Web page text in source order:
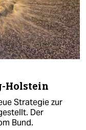
Holstein
Strategie zur
Der
Bund.